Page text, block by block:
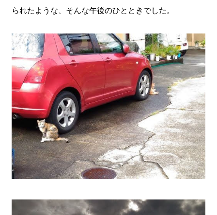
られたような、そんな午後のひとときでした。